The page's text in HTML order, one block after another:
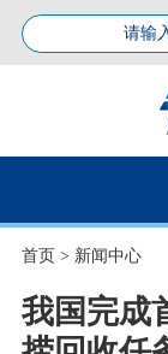
首页> 新闻中心
我国完成